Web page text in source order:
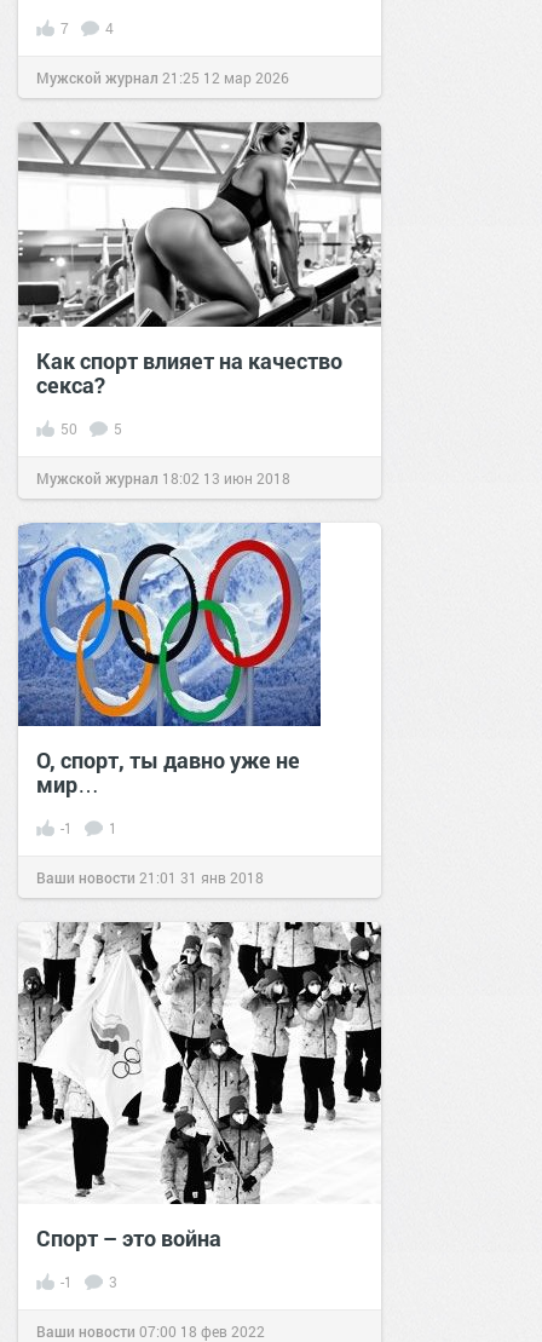
7 4
Мужской журнал 21:25 12 мар 2026
Как спорт влияет на качество
секса?
50 5
Мужской журнал 18:02 13 июн 2018
О, спорт, ты давно уже не
мир…
-1 1
Ваши новости 21:01 31 янв 2018
Спорт – это война
-1 3
Ваши новости 07:00 18 фев 2022